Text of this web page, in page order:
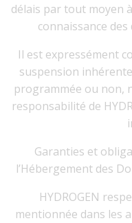
délais par tout moyen
connaissance
Il est expressément
suspension
programmée ou non,
responsabilité de
Garanties et
l’Hébergement des
HYDROGEN
mentionnée dans les